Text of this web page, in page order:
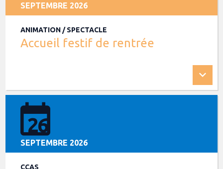
SEPTEMBRE 2026
ANIMATION / SPECTACLE
Accueil festif de rentrée
26
SEPTEMBRE 2026
CCAS